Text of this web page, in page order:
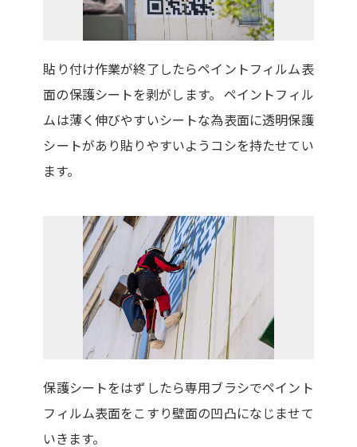
貼り付け作業が終了したらペイントフィルム表
面の保護シートを剥がします。 ペイントフィル
ムは薄く伸びやすいシートな為表面に透明保護
シートがあり貼りやすいようコシを持たせてい
ます。
保護シートをはずしたら専用ブラシでペイント
フィルム表面をこすり壁面の凹凸になじませて
いきます。